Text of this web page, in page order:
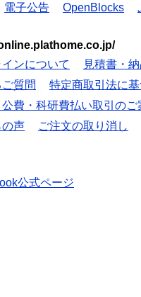
電子公告 OpenBlocks
ンについて
見積書・
質問
特定商取引法に
費・科研費払い取引のご
の声 ご注文の取り消し
公式ページ